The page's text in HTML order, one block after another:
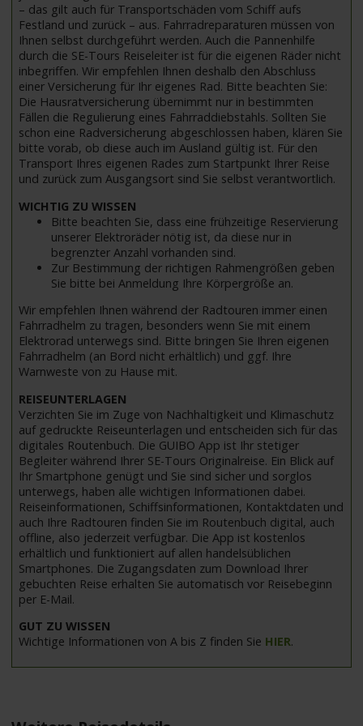
– das gilt auch für Transportschäden vom Schiff aufs
Festland und zurück – aus. Fahrradreparaturen müssen von
Ihnen selbst durchgeführt werden. Auch die Pannenhilfe
durch die SE-Tours Reiseleiter ist für die eigenen Räder nicht
inbegriffen. Wir empfehlen Ihnen deshalb den Abschluss
einer Versicherung für Ihr eigenes Rad. Bitte beachten Sie:
Die Hausratversicherung übernimmt nur in bestimmten
Fällen die Regulierung eines Fahrraddiebstahls. Sollten Sie
schon eine Radversicherung abgeschlossen haben, klären Sie
bitte vorab, ob diese auch im Ausland gültig ist. Für den
Transport Ihres eigenen Rades zum Startpunkt Ihrer Reise
und zurück zum Ausgangsort sind Sie selbst verantwortlich.
WICHTIG ZU WISSEN
Bitte beachten Sie, dass eine frühzeitige Reservierung
unserer Elektroräder nötig ist, da diese nur in
begrenzter Anzahl vorhanden sind.
Zur Bestimmung der richtigen Rahmengrößen geben
Sie bitte bei Anmeldung Ihre Körpergröße an.
Wir empfehlen Ihnen während der Radtouren immer einen
Fahrradhelm zu tragen, besonders wenn Sie mit einem
Elektrorad unterwegs sind. Bitte bringen Sie Ihren eigenen
Fahrradhelm (an Bord nicht erhältlich) und ggf. Ihre
Warnweste von zu Hause mit.
REISEUNTERLAGEN
Verzichten Sie im Zuge von Nachhaltigkeit und Klimaschutz
auf gedruckte Reiseunterlagen und entscheiden sich für das
digitales Routenbuch. Die GUIBO App ist Ihr stetiger
Begleiter während Ihrer SE-Tours Originalreise. Ein Blick auf
Ihr Smartphone genügt und Sie sind sicher und sorglos
unterwegs, haben alle wichtigen Informationen dabei.
Reiseinformationen, Schiffsinformationen, Kontaktdaten und
auch Ihre Radtouren finden Sie im Routenbuch digital, auch
offline, also jederzeit verfügbar. Die App ist kostenlos
erhältlich und funktioniert auf allen handelsüblichen
Smartphones. Die Zugangsdaten zum Download Ihrer
gebuchten Reise erhalten Sie automatisch vor Reisebeginn
per E-Mail.
GUT ZU WISSEN
Wichtige Informationen von A bis Z finden Sie HIER.